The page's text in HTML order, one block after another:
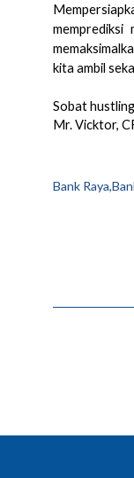
kita ambil
Sobat
Mr. Vicktor,
Bank